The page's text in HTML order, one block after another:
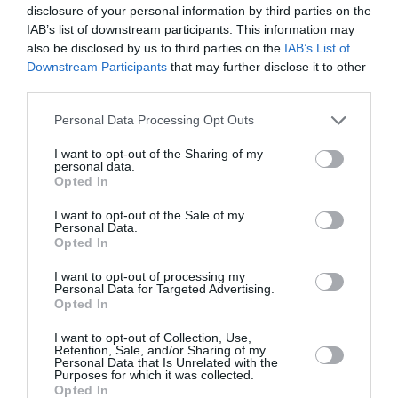
disclosure of your personal information by third parties on the
IAB’s list of downstream participants. This information may
also be disclosed by us to third parties on the IAB’s List of
Downstream Participants that may further disclose it to other
Personal Data Processing Opt Outs
I want to opt-out of the Sharing of my
personal data.
Opted In
I want to opt-out of the Sale of my
Personal Data.
Opted In
I want to opt-out of processing my
Personal Data for Targeted Advertising.
Opted In
I want to opt-out of Collection, Use,
Retention, Sale, and/or Sharing of my
Personal Data that Is Unrelated with the
Purposes for which it was collected.
Opted In
ΘΕΑΤΡΟ - ΧΟΡΟΣ / ΝΕΑ
Κάποιος μιλάει
μόνος του
κρατώντας ένα
Ευθύμη
Φιλίππου στο
θέατρο Άβατον
ΘΕΑΤΡΟ - ΧΟΡΟΣ / ΝΕΑ
Οι Τρεις αδελφές
του Τσέχωφ στο
θέατρο Eliart
ΘΕΑΤΡΟ - ΧΟΡΟΣ / ΝΕΑ
Ίψεν στο
Διάχρονο Θέατρο